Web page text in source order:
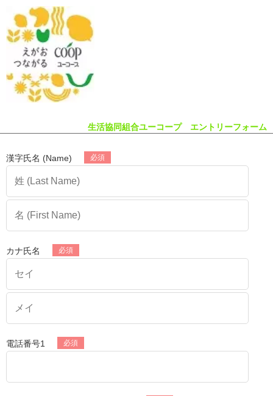
生活協同組合ユーコープ エントリーフォーム
漢字氏名 (Name)
カナ氏名
電話番号1